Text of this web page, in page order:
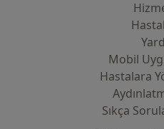
Mobil
Hastalara
Sıkça